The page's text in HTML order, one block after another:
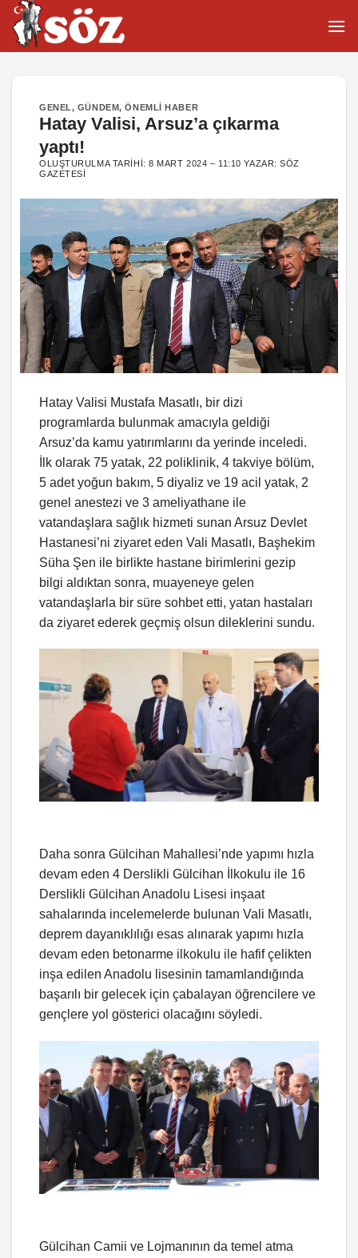
İçeriğe
atla
GENEL, GÜNDEM,ÖNEMLI HABER
Hatay Valisi, Arsuz’a çıkarma
yaptı!
OLUŞTURULMA TARIHI:8 MART 2024 – 11:10 YAZAR:SÖZ
GAZETESI
Hatay Valisi Mustafa Masatlı, bir dizi
programlarda bulunmak amacıyla geldiği
Arsuz’da kamu yatırımlarını da yerinde inceledi.
İlk olarak 75 yatak, 22 poliklinik, 4 takviye bölüm,
5 adet yoğun bakım, 5 diyaliz ve 19 acil yatak, 2
genel anestezi ve 3 ameliyathane ile
vatandaşlara sağlık hizmeti sunan Arsuz Devlet
Hastanesi’ni ziyaret eden Vali Masatlı, Başhekim
Süha Şen ile birlikte hastane birimlerini gezip
bilgi aldıktan sonra, muayeneye gelen
vatandaşlarla bir süre sohbet etti, yatan hastaları
da ziyaret ederek geçmiş olsun dileklerini sundu.
Daha sonra Gülcihan Mahallesi’nde yapımı hızla
devam eden 4 Derslikli Gülcihan İlkokulu ile 16
Derslikli Gülcihan Anadolu Lisesi inşaat
sahalarında incelemelerde bulunan Vali Masatlı,
deprem dayanıklılığı esas alınarak yapımı hızla
devam eden betonarme ilkokulu ile hafif çelikten
inşa edilen Anadolu lisesinin tamamlandığında
başarılı bir gelecek için çabalayan öğrencilere ve
gençlere yol gösterici olacağını söyledi.
Gülcihan Camii ve Lojmanının da temel atma